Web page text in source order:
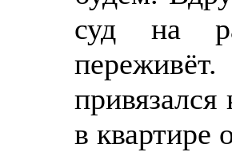
суд на
в квартире